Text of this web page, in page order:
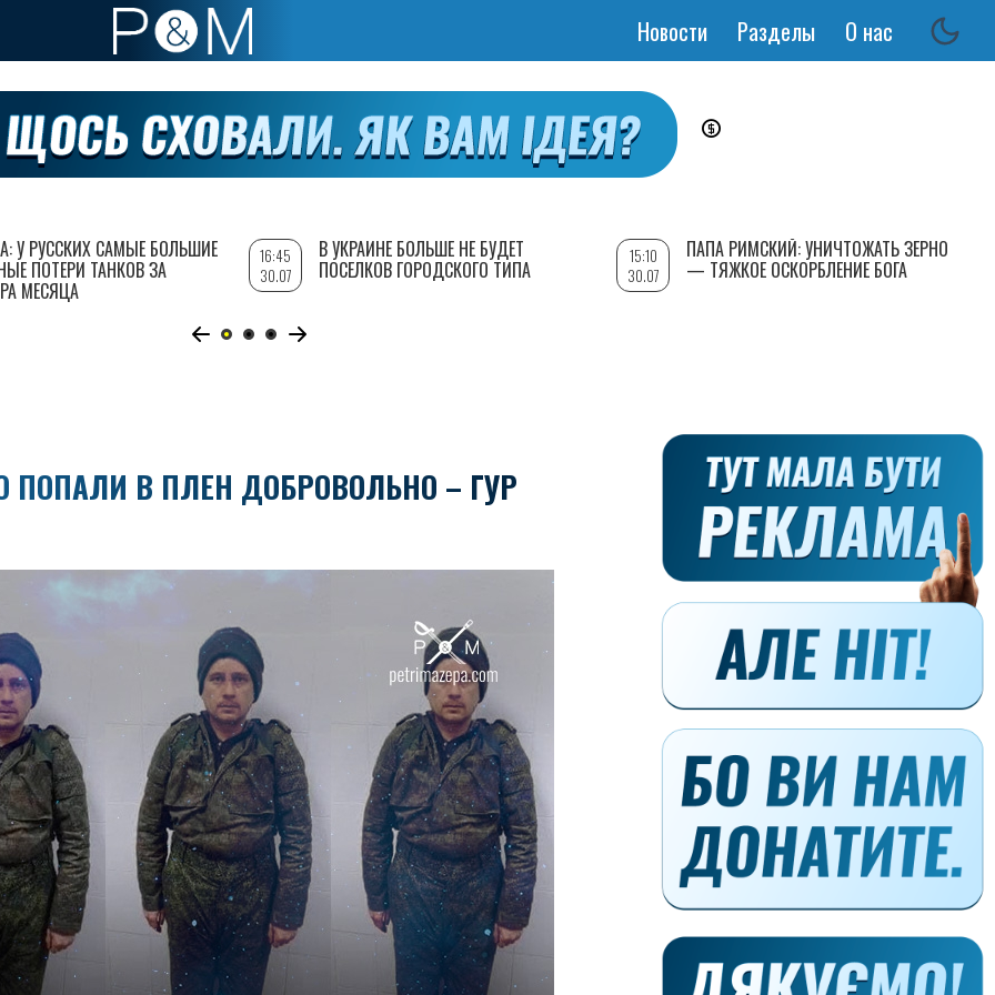
Основная
Новости Разделы О нас
В ПЛЕН ДОБРОВОЛЬНО – ГУР
У РУССКИХ САМЫЕ БОЛЬШИЕ
ПОТЕРИ ТАНКОВ ЗА
МЕСЯЦА
16:45
30.07
В УКРАИНЕ БОЛЬШЕ НЕ БУДЕТ
ПОСЕЛКОВ ГОРОДСКОГО ТИПА
15:10
30.07
ПАПА РИМСКИЙ: УНИЧТОЖАТЬ ЗЕРНО
— ТЯЖКОЕ ОСКОРБЛЕНИЕ БОГА